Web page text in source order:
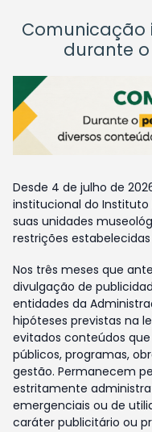
Comunicação
durante
Desde 4 de julho de
institucional do Instituto
suas unidades
restrições
Nos três meses que
divulgação de
entidades da
hipóteses previstas na
evitados conteúdos
públicos, programas,
gestão. Permanecem
estritamente
emergenciais ou de
caráter publicitário ou